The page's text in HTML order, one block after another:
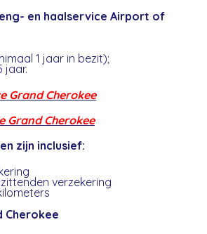
en haalservice Airport of
1 jaar in bezit);
jaar.
Grand Cherokee
Grand Cherokee
zijn inclusief:
verzekering
Cherokee